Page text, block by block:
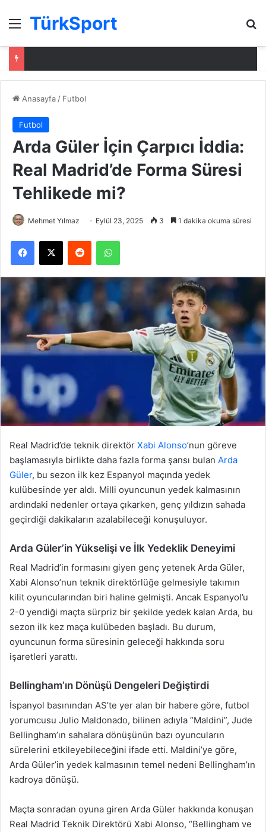
Menü
TürkSport
Anasayfa / Futbol
Futbol
Arda Güler İçin Çarpıcı İddia:
Real Madrid’de Forma Süresi
Tehlikede mi?
Mehmet Yılmaz Eylül 23, 2025 3 1 dakika okuma süresi
Facebook
X Reddit WhatsApp
Real Madrid’de teknik direktör Xabi Alonso’nun göreve
başlamasıyla birlikte daha fazla forma şansı bulan Arda
Güler, bu sezon ilk kez Espanyol maçında yedek
kulübesinde yer aldı. Milli oyuncunun yedek kalmasının
ardındaki nedenler ortaya çıkarken, genç yıldızın sahada
geçirdiği dakikaların azalabileceği konuşuluyor.
Arda Güler’in Yükselişi ve İlk Yedeklik Deneyimi
Real Madrid’in formasını giyen genç yetenek Arda Güler,
Xabi Alonso’nun teknik direktörlüğe gelmesiyle takımın
kilit oyuncularından biri haline gelmişti. Ancak Espanyol’u
2-0 yendiği maçta sürpriz bir şekilde yedek kalan Arda, bu
sezon ilk kez maça kulübeden başladı. Bu durum,
oyuncunun forma süresinin geleceği hakkında soru
işaretleri yarattı.
Bellingham’ın Dönüşü Dengeleri Değiştirdi
İspanyol basınından AS’te yer alan bir habere göre, futbol
yorumcusu Julio Maldonado, bilinen adıyla “Maldini”, Jude
Bellingham’ın sahalara dönüşünün bazı oyuncuların
sürelerini etkileyebileceğini ifade etti. Maldini’ye göre,
Arda Güler’in yedek kalmasının temel nedeni Bellingham’ın
kadroya dönüşü.
Maçta sonradan oyuna giren Arda Güler hakkında konuşan
Real Madrid Teknik Direktörü Xabi Alonso, “Bellingham ve